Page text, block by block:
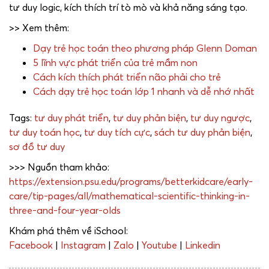
tư duy logic, kích thích trí tò mò và khả năng sáng tạo.
>> Xem thêm:
Dạy trẻ học toán theo phương pháp Glenn Doman
5 lĩnh vực phát triển của trẻ mầm non
Cách kích thích phát triển não phải cho trẻ
Cách dạy trẻ học toán lớp 1 nhanh và dễ nhớ nhất
Tags: tư duy phát triển, tư duy phản biện, tư duy ngược,
tư duy toán học, tư duy tích cực, sách tư duy phản biện,
sơ đồ tư duy
>>> Nguồn tham khảo:
https://extension.psu.edu/programs/betterkidcare/early-
care/tip-pages/all/mathematical-scientific-thinking-in-
three-and-four-year-olds
Khám phá thêm về iSchool:
Facebook | Instagram | Zalo | Youtube | Linkedin